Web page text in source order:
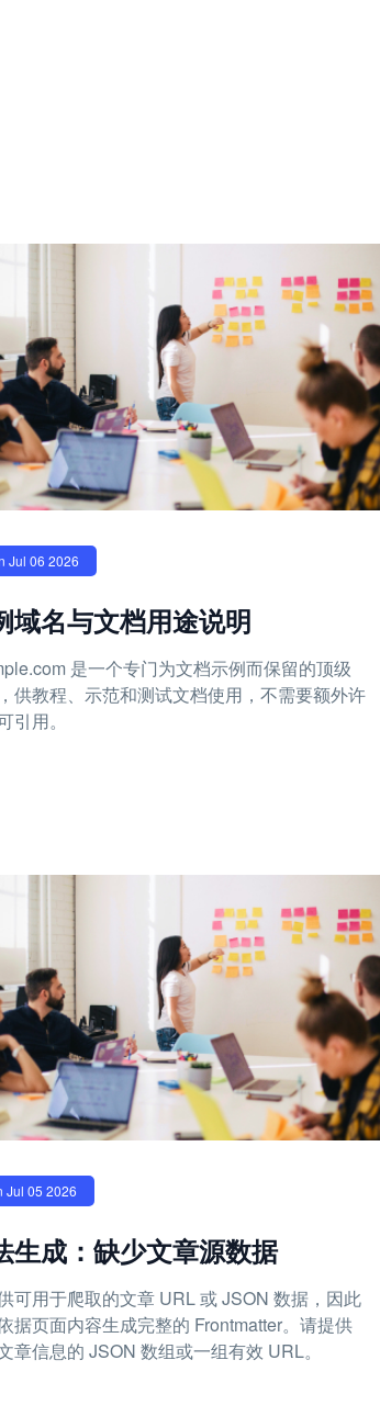
Jul 06 2026
域名与文档用途说明
是一个专门为文档示例而保留的顶级
供教程、示范和测试文档使用，不需要额外许
引用。
Jul 05 2026
生成：缺少文章源数据
可用于爬取的文章 URL 或 JSON 数据，因此
据页面内容生成完整的 Frontmatter。请提供
章信息的 JSON 数组或一组有效 URL。